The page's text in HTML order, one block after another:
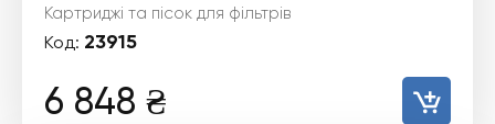
Картриджі та пісок для фільтрів
Код: 23915
6 848 ₴